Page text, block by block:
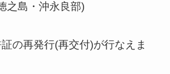
之島・沖永良部)
の再発行(再交付)が行なえま